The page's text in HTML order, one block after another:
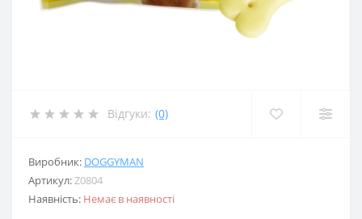
Відгуки: (0)
Виробник: DOGGYMAN
Артикул: Z0804
Наявність: Немає в наявності